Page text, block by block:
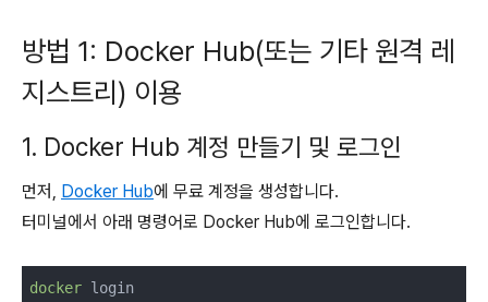
방법 1: Docker Hub(또는 기타 원격 레
지스트리) 이용
1. Docker Hub 계정 만들기 및 로그인
먼저, Docker Hub에 무료 계정을 생성합니다.
터미널에서 아래 명령어로 Docker Hub에 로그인합니다.
docker